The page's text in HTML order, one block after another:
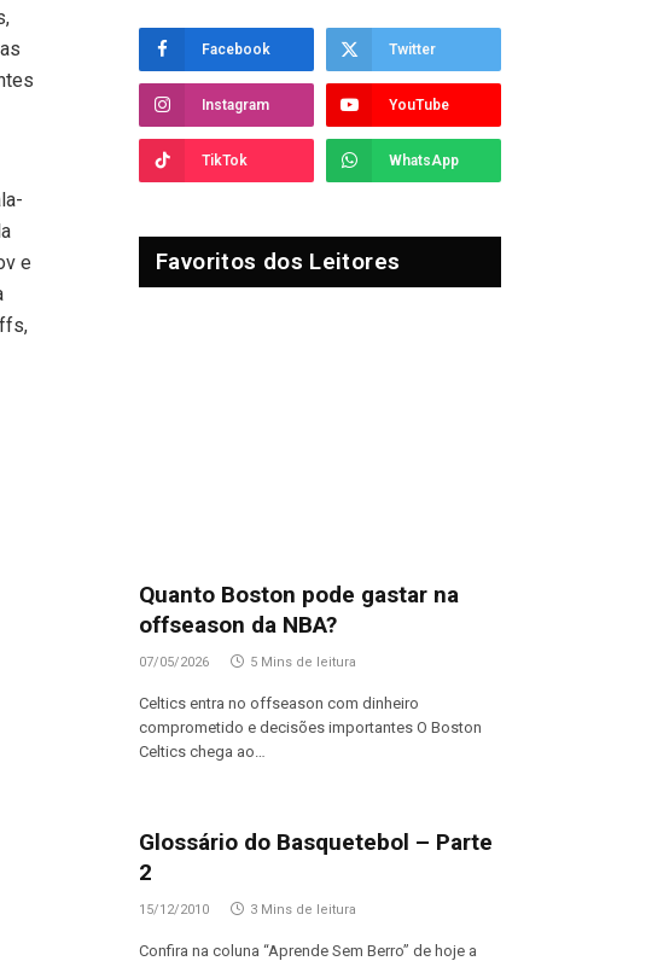
e
Facebook Twitter
Instagram YouTube
TikTok WhatsApp
Favoritos dos Leitores
Quanto Boston pode gastar na
offseason da NBA?
07/05/2026 5 Mins de leitura
Celtics entra no offseason com dinheiro
comprometido e decisões importantes O Boston
Celtics chega ao…
Glossário do Basquetebol – Parte
2
15/12/2010 3 Mins de leitura
Confira na coluna “Aprende Sem Berro” de hoje a